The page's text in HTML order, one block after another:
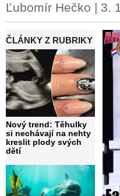
Ľubomír Hečko | 3.
ČLÁNKY Z RUBRIKY
Nový trend: Těhulky
si nechávají na nehty
kreslit plody svých
dětí